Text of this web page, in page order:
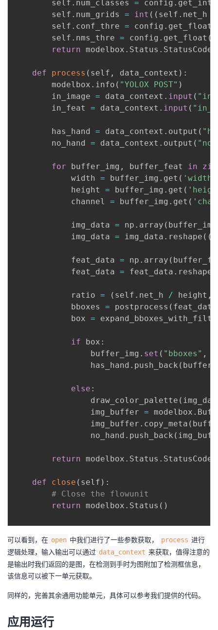
        self
. num_classes = config . get_int
        self
. num_grids = int ( ( self . net_h
        self
. conf_thre = config . get_float
        self
. nms_thre = config . get_float (
return modelbox . Status . StatusCode
def process ( self , data_context ) :
        modelbox
. info ( "YOLOX POST" )
        in_image
= data_context . input (
        in_feat
= data_context . input (
        has_hand
= data_context . output (
        no_hand
= data_context . output (
for buffer_img , buffer_feat in zip
            width
= buffer_img . get ( 'width'
            height
= buffer_img . get (
            channel
= buffer_img . get (
            img_data
= np . array ( buffer_img
            img_data
= img_data . reshape ( (
            feat_data
= np . array (
            feat_data
= feat_data . reshape
            ratio
= ( self . net_h / height ,
            bboxes
= postprocess ( feat_data
            box
=
if box :
                buffer_img
. set ( "bboxes" ,
                has_hand
. push_back (
else :
                draw_color_palette
(
                img_buffer
= modelbox .
                img_buffer
. copy_meta (
                no_hand
. push_back (
return modelbox . Status . StatusCode
def close ( self ) :
# Close the flowunit
return modelbox . Status ( )
可以看到，在 open 中我们进行了一些参数获取， process 进行
逻辑处理，输入输出可以通过 data_context 来获取，值得注意的
是输出时我们返回的是图，在检测到手时为图附加了检测框信息，
该信息可以被下一单元获取。
同样的，完善其余通用功能单元，具体可以参考我们提供的代码。
应用运行